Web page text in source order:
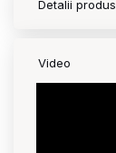
Detalii produs
Video